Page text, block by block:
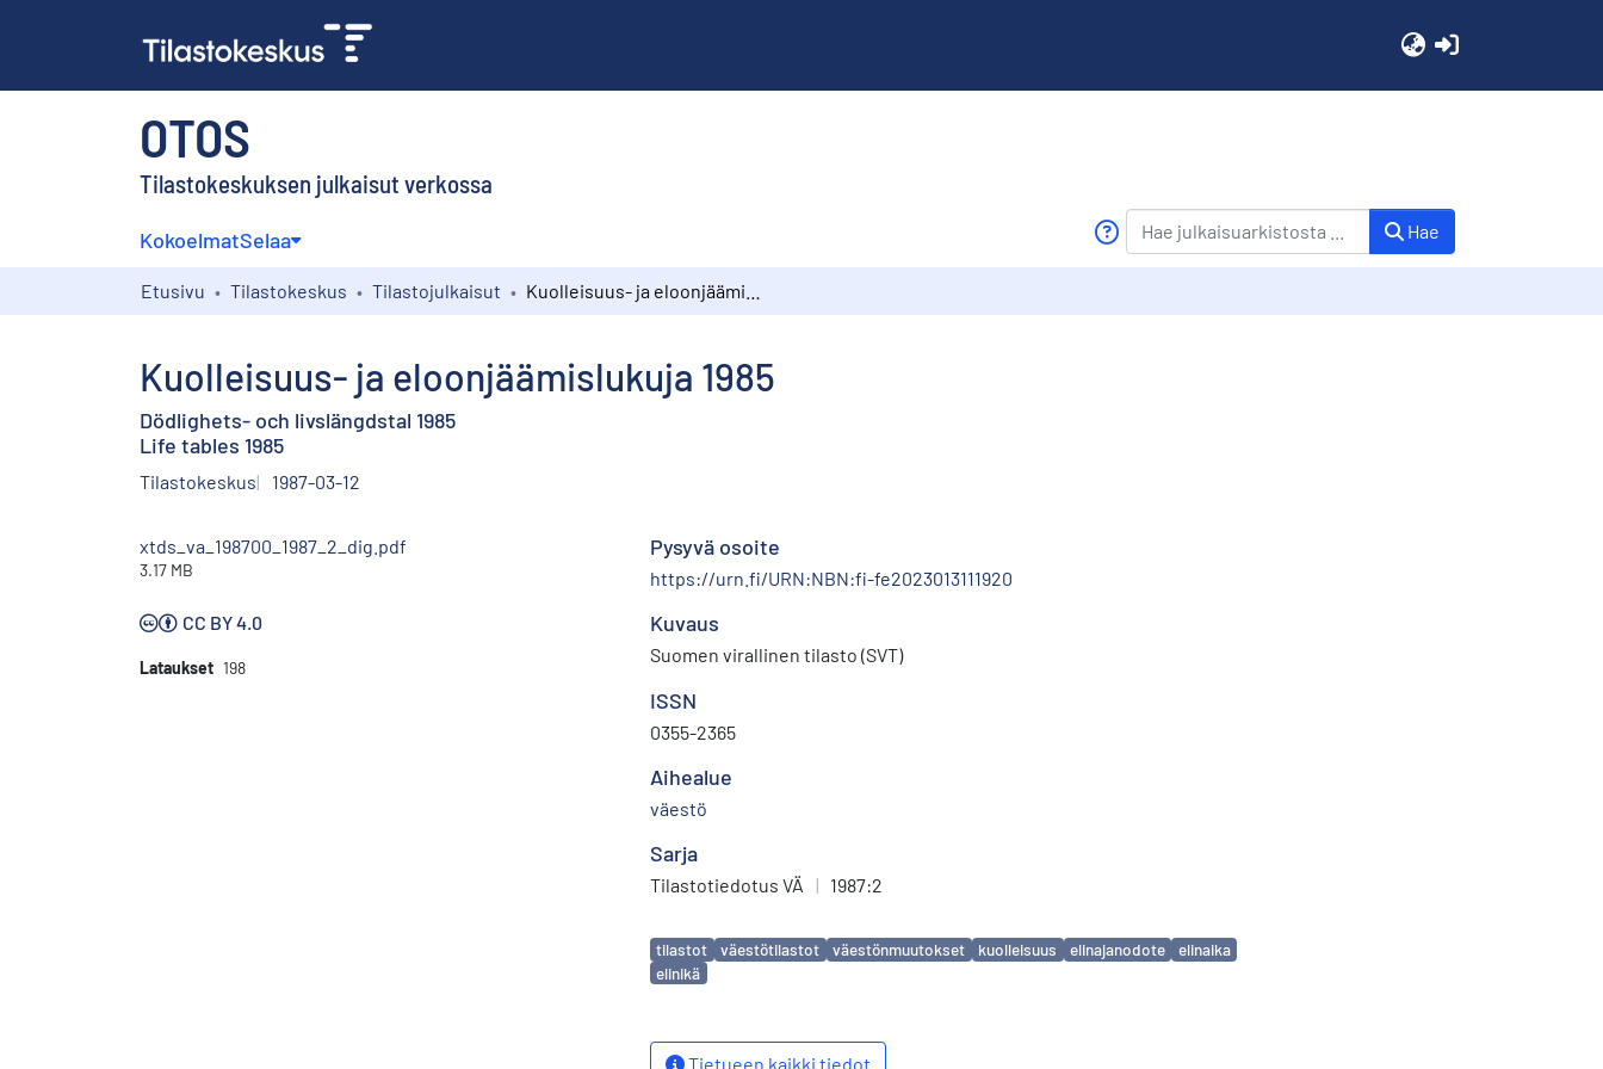
OTOS
Tilastokeskuksen julkaisut verkossa
KokoelmatSelaa Hae
Etusivu Tilastokeskus Tilastojulkaisut
Kuolleisuus- ja eloonjäämislukuja 1985
Dödlighets- och livslängdstal 1985
Life tables 1985
Tilastokeskus 1987-03-12
xtds_va_198700_1987_2_dig.pdf
3.17 MB
CC BY 4.0
Lataukset 198
Pysyvä osoite
https://urn.fi/URN:NBN:fi-fe2023013111920
Kuvaus
Suomen virallinen tilasto (SVT)
ISSN
0355-2365
Aihealue
väestö
Sarja
Tilastotiedotus VÄ | 1987:2
Avainsanat
tilastot väestötilastot väestönmuutokset kuolleisuus elinajanodote
elinaika
elinikä
Tietueen kaikki tiedot